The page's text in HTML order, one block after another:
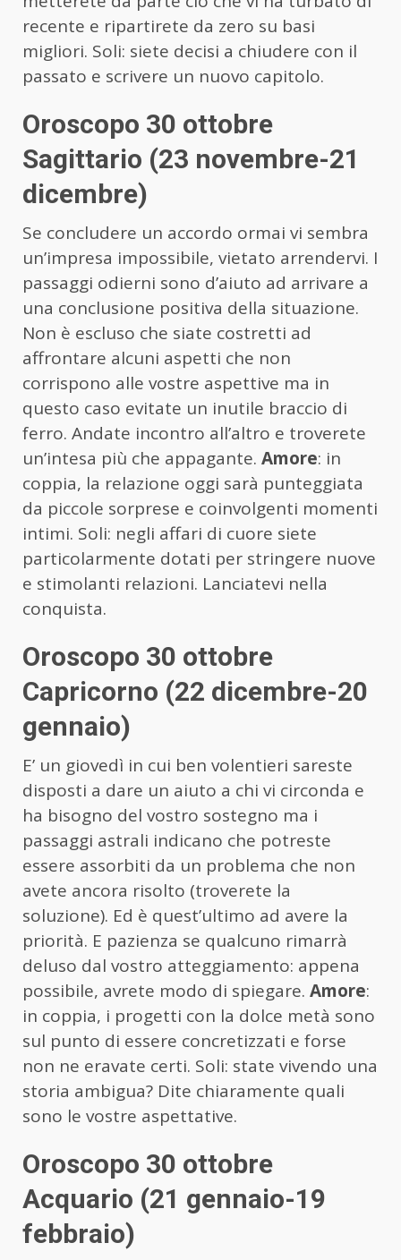
recente e ripartirete da zero su basi
migliori. Soli: siete decisi a chiudere con il
passato e scrivere un nuovo capitolo.
Oroscopo 30 ottobre
Sagittario (23 novembre-21
dicembre)
Se concludere un accordo ormai vi sembra
un’impresa impossibile, vietato arrendervi. I
passaggi odierni sono d’aiuto ad arrivare a
una conclusione positiva della situazione.
Non è escluso che siate costretti ad
affrontare alcuni aspetti che non
corrispono alle vostre aspettive ma in
questo caso evitate un inutile braccio di
ferro. Andate incontro all’altro e troverete
un’intesa più che appagante. Amore: in
coppia, la relazione oggi sarà punteggiata
da piccole sorprese e coinvolgenti momenti
intimi. Soli: negli affari di cuore siete
particolarmente dotati per stringere nuove
e stimolanti relazioni. Lanciatevi nella
conquista.
Oroscopo 30 ottobre
Capricorno (22 dicembre-20
gennaio)
E’ un giovedì in cui ben volentieri sareste
disposti a dare un aiuto a chi vi circonda e
ha bisogno del vostro sostegno ma i
passaggi astrali indicano che potreste
essere assorbiti da un problema che non
avete ancora risolto (troverete la
soluzione). Ed è quest’ultimo ad avere la
priorità. E pazienza se qualcuno rimarrà
deluso dal vostro atteggiamento: appena
possibile, avrete modo di spiegare. Amore:
in coppia, i progetti con la dolce metà sono
sul punto di essere concretizzati e forse
non ne eravate certi. Soli: state vivendo una
storia ambigua? Dite chiaramente quali
sono le vostre aspettative.
Oroscopo 30 ottobre
Acquario (21 gennaio-19
febbraio)